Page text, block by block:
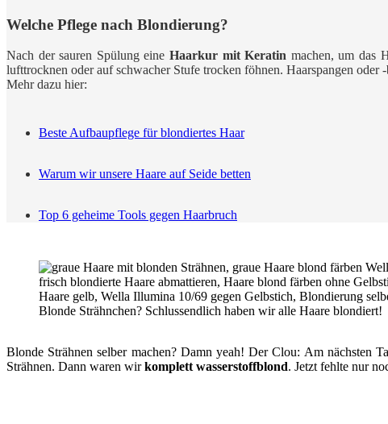
Welche Pflege nach Blondierung?
Nach der sauren Spülung eineHaarkur mit Keratin machen, um das
lufttrocknen oder auf schwacher Stufe trocken föhnen. Haarspangen
Mehr dazu hier:
Beste Aufbaupflege für blondiertes Haar
Warum wir unsere Haare auf Seide betten
Top 6 geheime Tools gegen Haarbruch
Blonde Strähnchen? Schlussendlich haben wir alle Haare blondiert!
Blonde Strähnen selber machen? Damn yeah! Der Clou: Am nächsten
Strähnen. Dann waren wirkomplett wasserstoffblond. Jetzt fehlte nur